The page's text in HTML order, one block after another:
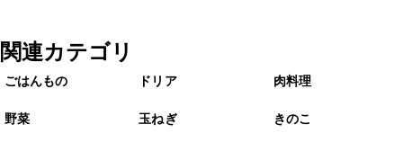
関連カテゴリ
ごはんもの ドリア 肉料理
野菜 玉ねぎ きのこ